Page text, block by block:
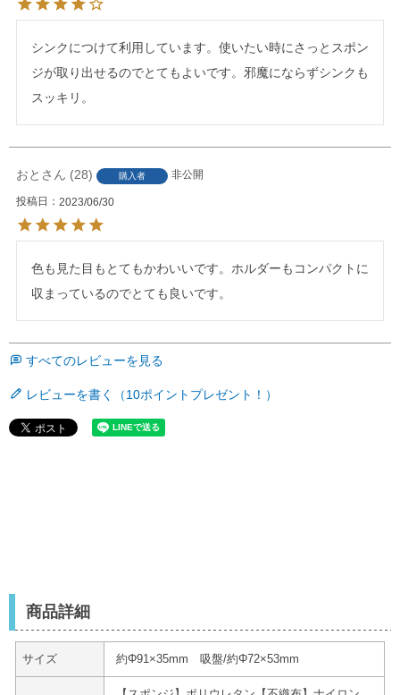
シンクにつけて利用しています。使いたい時にさっとスポン
ジが取り出せるのでとてもよいです。邪魔にならずシンクも
スッキリ。
おと 28 購入者 非公開
投稿日 2023/06/30
色も見た目もとてもかわいいです。ホルダーもコンパクトに
収まっているのでとても良いです。
すべてのレビューを見る
レビューを書く（10ポイントプレゼント！）
商品詳細
サイズ 約Φ91×35mm 吸盤/約Φ72×53mm